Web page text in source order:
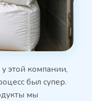
этой компании,
был супер.
мы